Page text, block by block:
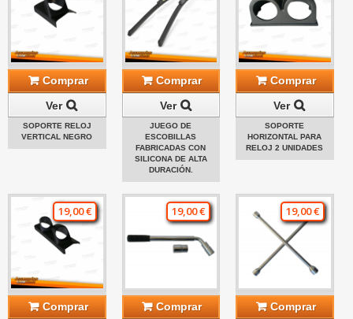
Comprar
Ver
SOPORTE RELOJ
VERTICAL NEGRO
Comprar
Ver
JUEGO DE
ESCOBILLAS
FABRICADAS CON
SILICONA DE ALTA
DURACIÓN.
Comprar
Ver
SOPORTE
HORIZONTAL PARA
RELOJ 2 UNIDADES
19,00 €
Comprar
19,00 €
Comprar
19,00 €
Comprar